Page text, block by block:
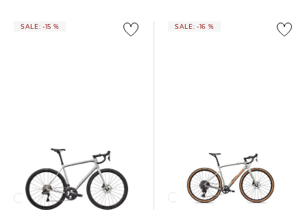
SALE: -15 % SALE: -16 %